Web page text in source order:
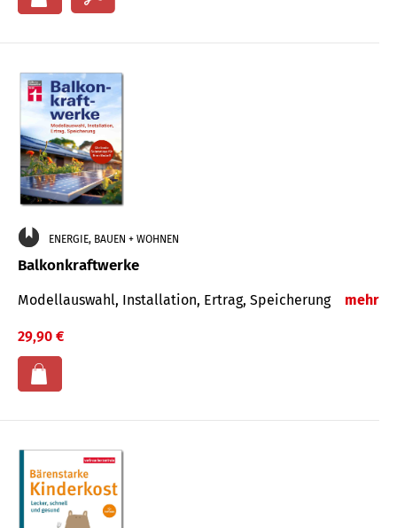
ENERGIE, BAUEN + WOHNEN
Balkonkraftwerke
Modellauswahl, Installation, Ertrag, Speicherung mehr
29,90 €